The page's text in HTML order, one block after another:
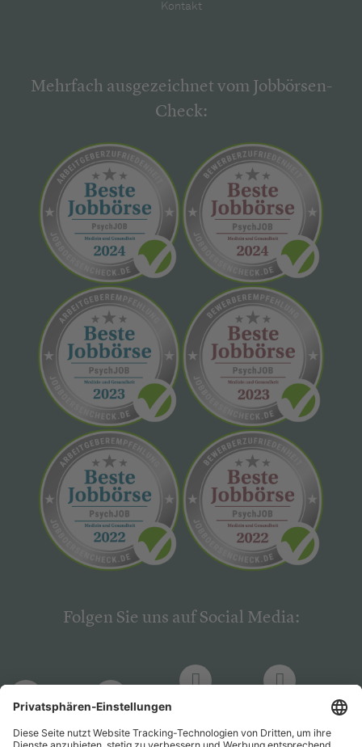
Kontakt
Mehrfach ausgezeichnet vom Jobbörsen-
Check:
Folgen Sie uns auf Social Media:
Hogrefe Hogrefe